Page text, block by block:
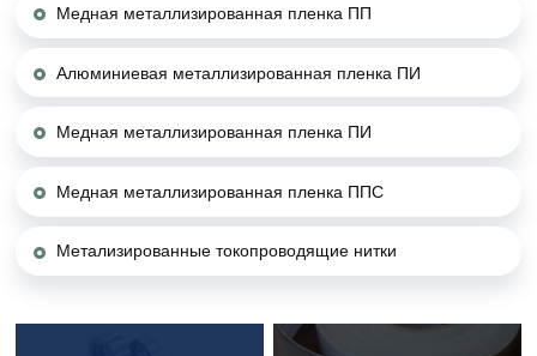
Медная металлизированная пленка ПП
Алюминиевая металлизированная пленка ПИ
Медная металлизированная пленка ПИ
Медная металлизированная пленка ППС
Метализированные токопроводящие нитки